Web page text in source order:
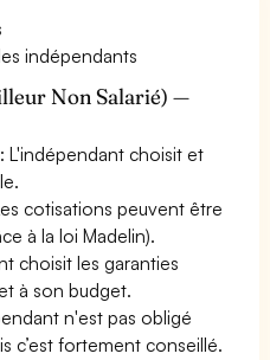
indépendants
Non Salarié) —
: L'indépendant choisit et
cotisations peuvent être
à la loi Madelin).
choisit les garanties
à son budget.
n'est pas obligé
c’est fortement conseillé.